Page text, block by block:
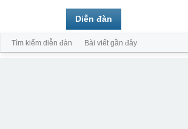
Diễn đàn
Tìm kiếm diễn đàn Bài viết gần đây